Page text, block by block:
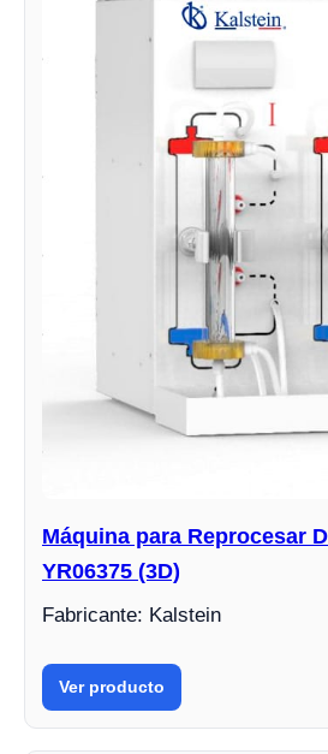
Máquina para Reprocesar
YR06375 (3D)
Fabricante: Kalstein
Ver producto